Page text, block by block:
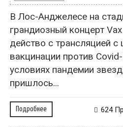
В Лос-Анджелесе на
грандиозный концерт
действо с трансляцией
вакцинации против
условиях пандемии
пришлось...
Подробнее 624